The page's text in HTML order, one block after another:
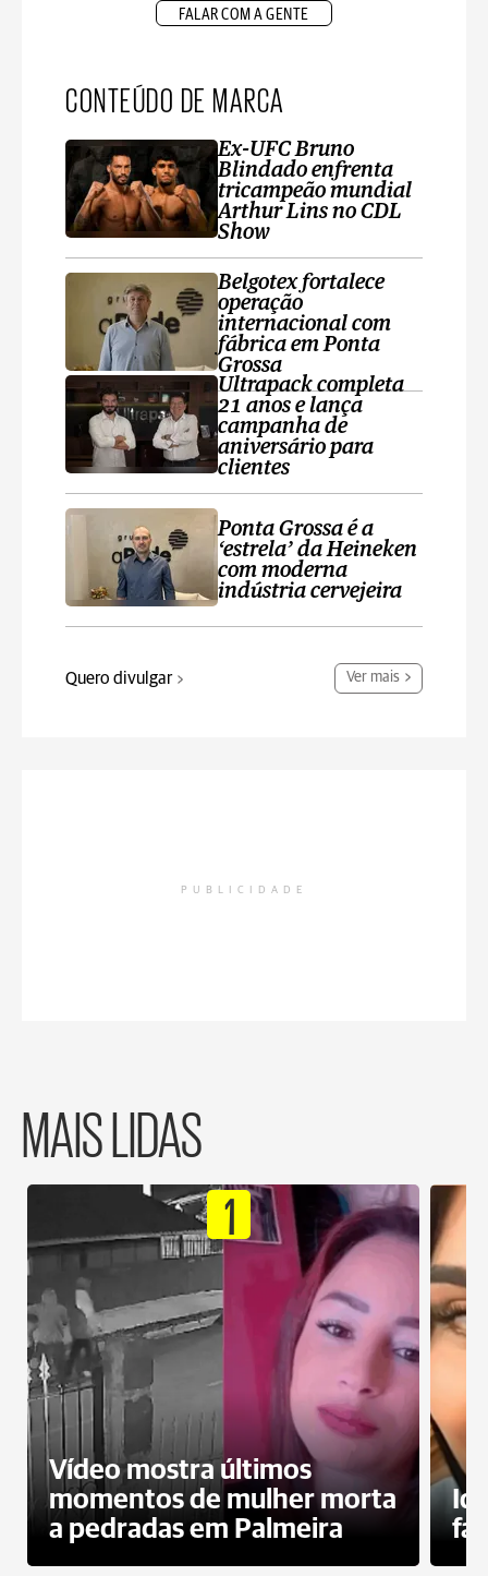
FALAR COM A GENTE
CONTEÚDO DE MARCA
Ex-UFC Bruno
Blindado enfrenta
tricampeão mundial
Arthur Lins no CDL
Show
Belgotex fortalece
operação
internacional com
fábrica em Ponta
Grossa
Ultrapack completa
21 anos e lança
campanha de
aniversário para
clientes
Ponta Grossa é a
‘estrela’ da Heineken
com moderna
indústria cervejeira
Quero divulgar Ver mais
PUBLICIDADE
MAIS LIDAS
1
Vídeo mostra últimos
momentos de mulher morta
a pedradas em Palmeira